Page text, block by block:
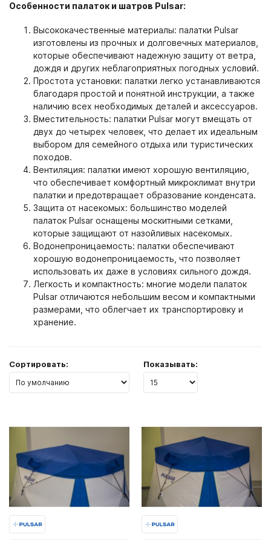
Особенности палаток и шатров Pulsar:
Высококачественные материалы: палатки Pulsar
изготовлены из прочных и долговечных материалов,
которые обеспечивают надежную защиту от ветра,
дождя и других неблагоприятных погодных условий.
Простота установки: палатки легко устанавливаются
благодаря простой и понятной инструкции, а также
наличию всех необходимых деталей и аксессуаров.
Вместительность: палатки Pulsar могут вмещать от
двух до четырех человек, что делает их идеальным
выбором для семейного отдыха или туристических
походов.
Вентиляция: палатки имеют хорошую вентиляцию,
что обеспечивает комфортный микроклимат внутри
палатки и предотвращает образование конденсата.
Защита от насекомых: большинство моделей
палаток Pulsar оснащены москитными сетками,
которые защищают от назойливых насекомых.
Водонепроницаемость: палатки обеспечивают
хорошую водонепроницаемость, что позволяет
использовать их даже в условиях сильного дождя.
Легкость и компактность: многие модели палаток
Pulsar отличаются небольшим весом и компактными
размерами, что облегчает их транспортировку и
хранение.
Сортировать: Показывать: